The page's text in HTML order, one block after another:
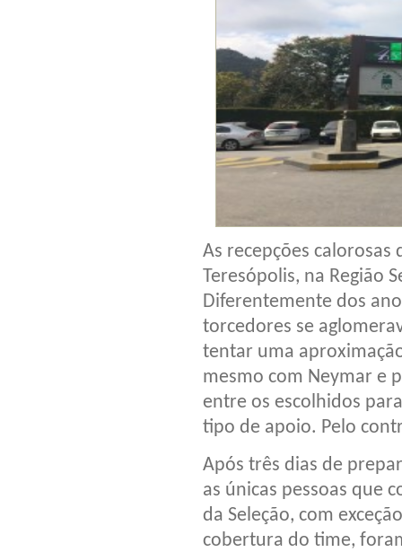
As recepções
Teresópolis, na Região
Diferentemente dos
torcedores se
tentar uma
mesmo com Neymar e
entre os escolhidos
tipo de apoio. Pelo
Após três dias de
as únicas pessoas que
da Seleção, com
cobertura do time,